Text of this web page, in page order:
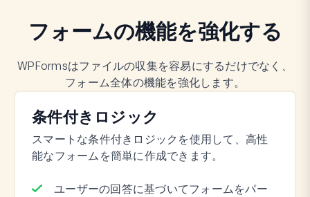
フォームの機能を強化する
WPFormsはファイルの収集を容易にするだけでなく、
フォーム全体の機能を強化します。
条件付きロジック
スマートな条件付きロジックを使用して、高性
能なフォームを簡単に作成できます。
ユーザーの回答に基づいてフォームをパー